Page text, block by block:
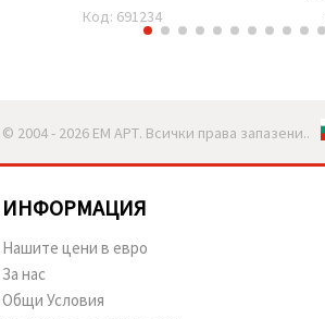
Код: 691234
© 2004 - 2026 ЕМ АРТ. Всички права запазени..
ИНФОРМАЦИЯ
Нашите цени в евро
За нас
Общи Условия